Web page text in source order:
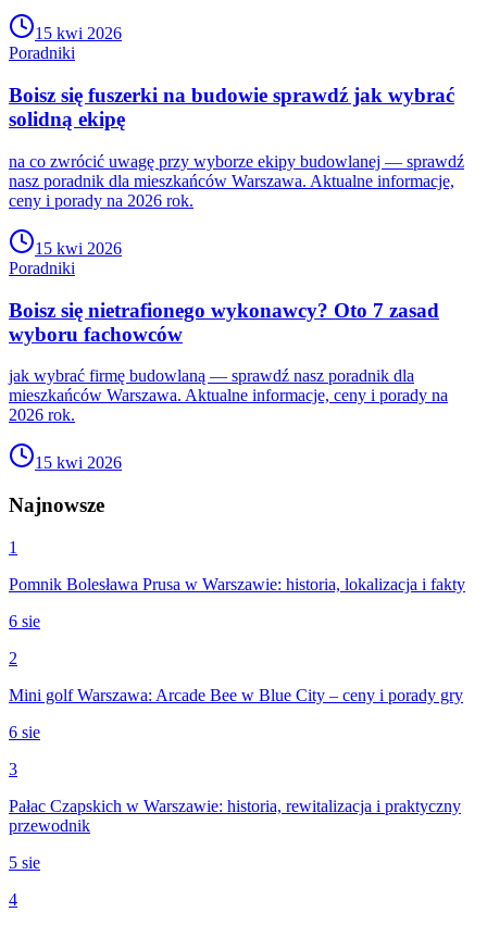
15 kwi 2026
Poradniki
Boisz się fuszerki na budowie sprawdź jak wybrać
solidną ekipę
na co zwrócić uwagę przy wyborze ekipy budowlanej — sprawdź
nasz poradnik dla mieszkańców Warszawa. Aktualne informacje,
ceny i porady na 2026 rok.
15 kwi 2026
Poradniki
Boisz się nietrafionego wykonawcy? Oto 7 zasad
wyboru fachowców
jak wybrać firmę budowlaną — sprawdź nasz poradnik dla
mieszkańców Warszawa. Aktualne informacje, ceny i porady na
2026 rok.
15 kwi 2026
Najnowsze
1
Pomnik Bolesława Prusa w Warszawie: historia, lokalizacja i fakty
6 sie
2
Mini golf Warszawa: Arcade Bee w Blue City – ceny i porady gry
6 sie
3
Pałac Czapskich w Warszawie: historia, rewitalizacja i praktyczny
przewodnik
5 sie
4